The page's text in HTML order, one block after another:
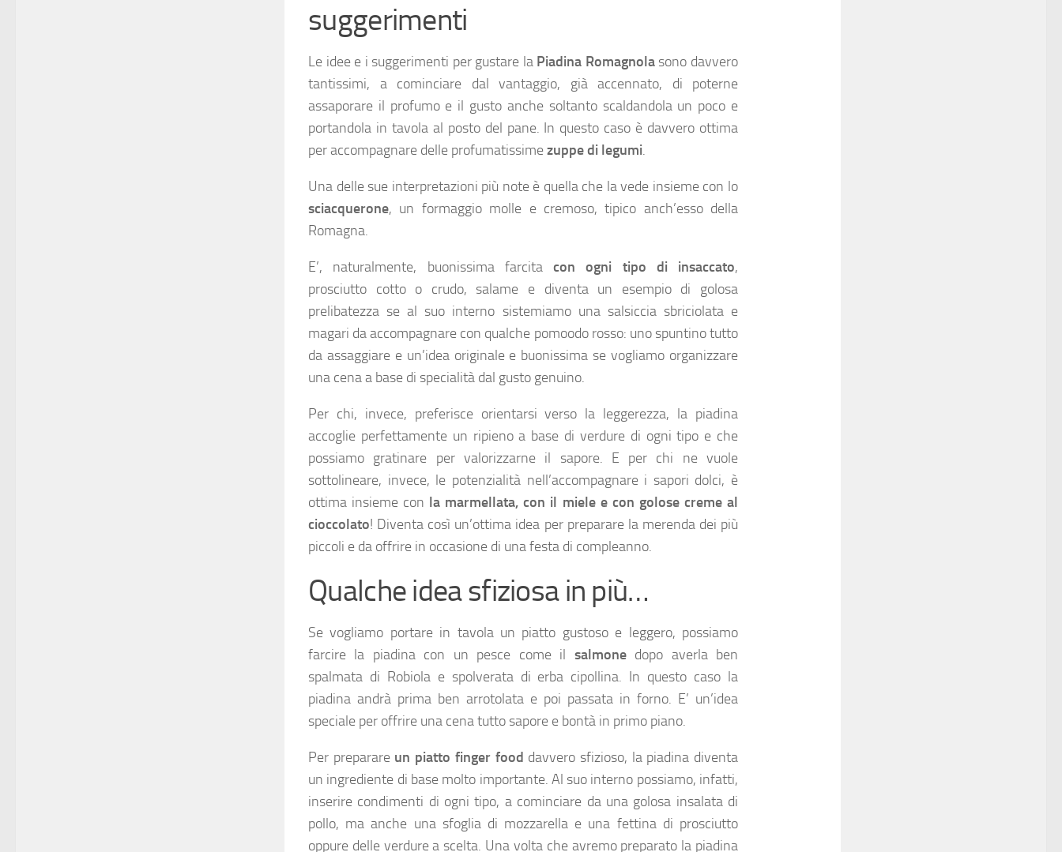
suggerimenti
Le idee e i suggerimenti per gustare la Piadina Romagnolasono davvero
tantissimi, a cominciare dal vantaggio, già accennato, di poterne
assaporare il profumo e il gusto anche soltanto scaldandola un poco e
portandola in tavola al posto del pane. In questo caso è davvero ottima
per accompagnare delle profumatissimezuppe di legumi.
Una delle sue interpretazioni più note è quella che la vede insieme con lo
sciacquerone, un formaggio molle e cremoso, tipico anch’esso della
Romagna.
E’, naturalmente, buonissima farcita con ogni tipo di insaccato,
prosciutto cotto o crudo, salame e diventa un esempio di golosa
prelibatezza se al suo interno sistemiamo una salsiccia sbriciolata e
magari da accompagnare con qualche pomoodo rosso: uno spuntino tutto
da assaggiare e un’idea originale e buonissima se vogliamo organizzare
una cena a base di specialità dal gusto genuino.
Per chi, invece, preferisce orientarsi verso la leggerezza, la piadina
accoglie perfettamente un ripieno a base di verdure di ogni tipo e che
possiamo gratinare per valorizzarne il sapore. E per chi ne vuole
sottolineare, invece, le potenzialità nell’accompagnare i sapori dolci, è
ottima insieme con la marmellata, con il miele e con golose creme al
cioccolato! Diventa così un’ottima idea per preparare la merenda dei più
piccoli e da offrire in occasione di una festa di compleanno.
Qualche idea sfiziosa in più…
Se vogliamo portare in tavola un piatto gustoso e leggero, possiamo
farcire la piadina con un pesce come il salmonedopo averla ben
spalmata di Robiola e spolverata di erba cipollina. In questo caso la
piadina andrà prima ben arrotolata e poi passata in forno. E’ un’idea
speciale per offrire una cena tutto sapore e bontà in primo piano.
Per preparare un piatto finger food davvero sfizioso, la piadina diventa
un ingrediente di base molto importante. Al suo interno possiamo, infatti,
inserire condimenti di ogni tipo, a cominciare da una golosa insalata di
pollo, ma anche una sfoglia di mozzarella e una fettina di prosciutto
oppure delle verdure a scelta. Una volta che avremo preparato la piadina